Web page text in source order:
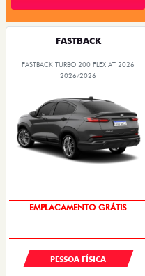
FASTBACK
FASTBACK TURBO 200 FLEX AT 2026
2026/2026
OPORTUNIDADE
PESSOA FÍSICA